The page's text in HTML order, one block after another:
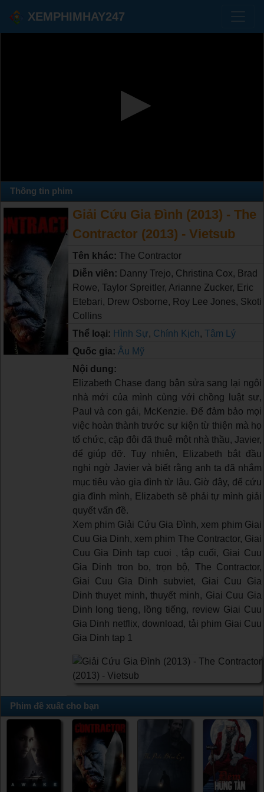
XEMPHIMHAY247
Thông tin phim
Giải Cứu Gia Đình (2013) - The
Contractor (2013) - Vietsub
Tên khác: The Contractor
Diễn viên: Danny Trejo, Christina Cox, Brad
Rowe, Taylor Spreitler, Arianne Zucker, Eric
Etebari, Drew Osborne, Roy Lee Jones, Skoti
Collins
Thể loại: Hình Sự, Chính Kịch, Tâm Lý
Quốc gia: Âu Mỹ
Nội dung:
Elizabeth Chase đang bận sửa sang lại ngôi
nhà mới của mình cùng với chồng luật sư,
Paul và con gái, McKenzie. Để đảm bảo mọi
việc hoàn thành trước sự kiện từ thiện mà họ
tổ chức, cặp đôi đã thuê một nhà thầu, Javier,
để giúp đỡ. Tuy nhiên, Elizabeth bắt đầu
nghi ngờ Javier và biết rằng anh ta đã nhắm
mục tiêu vào gia đình từ lâu. Giờ đây, để cứu
gia đình mình, Elizabeth sẽ phải tự mình giải
quyết vấn đề.
Xem phim Giải Cứu Gia Đình, xem phim Giai
Cuu Gia Dinh, xem phim The Contractor, Giai
Cuu Gia Dinh tap cuoi , tập cuối, Giai Cuu
Gia Dinh tron bo, trọn bộ, The Contractor,
Giai Cuu Gia Dinh subviet, Giai Cuu Gia
Dinh thuyet minh, thuyết minh, Giai Cuu Gia
Dinh long tieng, lồng tiếng, review Giai Cuu
Gia Dinh netflix, download, tải phim Giai Cuu
Gia Dinh tap 1
Phim đề xuất cho bạn